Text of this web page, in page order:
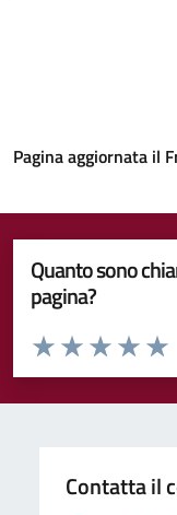
Pagina aggiornata il
Quanto sono
pagina?
Valuta da 1 a 5 stelle la
Valuta
Valuta 3
Valuta 2 stelle
Valuta 1 stelle su 5
Contatta il